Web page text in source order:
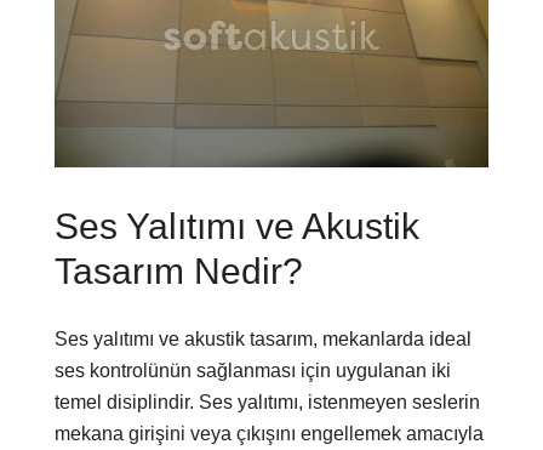
Ses Yalıtımı ve Akustik
Tasarım Nedir?
Ses yalıtımı ve akustik tasarım, mekanlarda ideal
ses kontrolünün sağlanması için uygulanan iki
temel disiplindir. Ses yalıtımı, istenmeyen seslerin
mekana girişini veya çıkışını engellemek amacıyla